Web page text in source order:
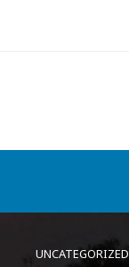
UNCATEGORIZED